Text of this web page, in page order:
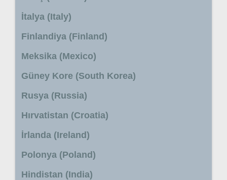
İtalya (Italy)
Finlandiya (Finland)
Meksika (Mexico)
Güney Kore (South Korea)
Rusya (Russia)
Hırvatistan (Croatia)
İrlanda (Ireland)
Polonya (Poland)
Hindistan (India)